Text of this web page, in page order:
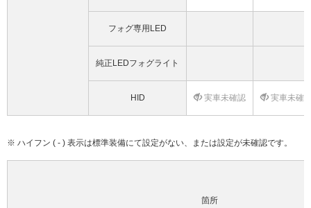
フォグ専用LED
純正LEDフォグライト
HID 実車未確認 実車未確
※ ハイフン ( - ) 表示は標準装備にて設定がない、または設定が未確認です。
箇所